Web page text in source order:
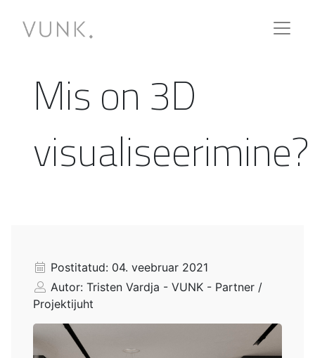
Mis on 3D
visualiseerimine?
Postitatud: 04. veebruar 2021
Autor: Tristen Vardja - VUNK - Partner /
Projektijuht